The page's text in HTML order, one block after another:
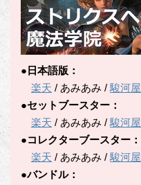
●日本語版：
楽天 / あみあみ /駿河屋
●セットブースター：
楽天 / あみあみ /駿河屋
●コレクターブースター：
楽天 / あみあみ /駿河屋
●バンドル：